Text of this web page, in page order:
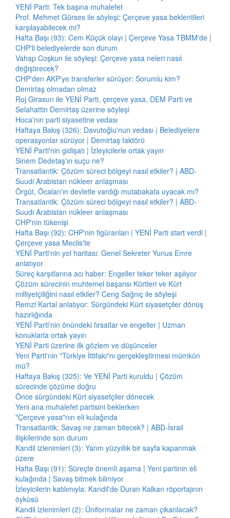
YENİ Parti: Tek başına muhalefet
Prof. Mehmet Gürses ile söyleşi: Çerçeve yasa beklentileri
karşılayabilecek mi?
Hafta Başı (93): Cem Küçük olayı | Çerçeve Yasa TBMM'de |
CHP'li belediyelerde son durum
Vahap Coşkun ile söyleşi: Çerçeve yasa neleri nasıl
değiştirecek?
CHP'den AKP'ye transferler sürüyor: Sorumlu kim?
Demirtaş olmadan olmaz
Roj Girasun ile YENİ Parti, çerçeve yasa, DEM Parti ve
Selahattin Demirtaş üzerine söyleşi
Hoca'nın parti siyasetine vedası
Haftaya Bakış (326): Davutoğlu'nun vedası | Belediyelere
operasyonlar sürüyor | Demirtaş faktörü
YENİ Parti'nin gidişatı | İzleyicilerle ortak yayın
Sinem Dedetaş'ın suçu ne?
Transatlantik: Çözüm süreci bölgeyi nasıl etkiler? | ABD-
Suudi Arabistan nükleer anlaşması
Örgüt, Öcalan'ın devletle vardığı mutabakata uyacak mı?
Transatlantik: Çözüm süreci bölgeyi nasıl etkiler? | ABD-
Suudi Arabistan nükleer anlaşması
CHP'nin tükenişi
Hafta Başı (92): CHP'nin figüranları | YENİ Parti start verdi |
Çerçeve yasa Meclis'te
YENİ Parti'nin yol haritası: Genel Sekreter Yunus Emre
anlatıyor
Süreç karşıtlarına acı haber: Engeller teker teker aşılıyor
Çözüm sürecinin muhtemel başarısı Kürtleri ve Kürt
milliyetçiliğini nasıl etkiler? Ceng Sağnıç ile söyleşi
Remzi Kartal anlatıyor: Sürgündeki Kürt siyasetçiler dönüş
hazırlığında
YENİ Parti’nin önündeki fırsatlar ve engeller | Uzman
konuklarla ortak yayın
YENİ Parti üzerine ilk gözlem ve düşünceler
Yeni Parti'nin "Türkiye İttifakı"nı gerçekleştirmesi mümkün
mü?
Haftaya Bakış (325): Ve YENİ Parti kuruldu | Çözüm
sürecinde çözüme doğru
Önce sürgündeki Kürt siyasetçiler dönecek
Yeni ana muhalefet partisini beklerken
"Çerçeve yasa"nın eli kulağında
Transatlantik: Savaş ne zaman bitecek? | ABD-İsrail
ilişkilerinde son durum
Kandil izlenimleri (3): Yarım yüzyıllık bir sayfa kapanmak
üzere
Hafta Başı (91): Süreçte önemli aşama | Yeni partinin eli
kulağında | Savaş bitmek bilmiyor
İzleyicilerin katılımıyla: Kandil'de Duran Kalkan röportajının
öyküsü
Kandil izlenimleri (2): Üniformalar ne zaman çıkarılacak?